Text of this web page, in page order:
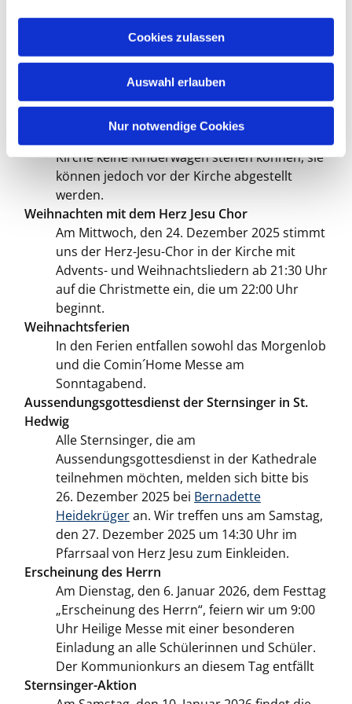
Cookies zulassen
Auswahl erlauben
Nur notwendige Cookies
von einer Zusage für uns alle: Gott möchte
bei uns sein. Jesus wird als kleines Kind in der
Krippe geboren. Herzliche Einladung zum
Krippenspiel!
Bitte haben Sie Verständnis dafür, das wegen
Rücksichtnahme auf die Fluchtwege in der
Kirche keine Kinderwagen stehen können, sie
können jedoch vor der Kirche abgestellt
werden.
Weihnachten mit dem Herz Jesu Chor
Am Mittwoch, den 24. Dezember 2025 stimmt
uns der Herz-Jesu-Chor in der Kirche mit
Advents- und Weihnachtsliedern ab 21:30 Uhr
auf die Christmette ein, die um 22:00 Uhr
beginnt.
Weihnachtsferien
In den Ferien entfallen sowohl das Morgenlob
und die Comin´Home Messe am
Sonntagabend.
Aussendungsgottesdienst der Sternsinger in St.
Hedwig
Alle Sternsinger, die am
Aussendungsgottesdienst in der Kathedrale
teilnehmen möchten, melden sich bitte bis
26. Dezember 2025 bei Bernadette
Heidekrügeran. Wir treffen uns am Samstag,
den 27. Dezember 2025 um 14:30 Uhr im
Pfarrsaal von Herz Jesu zum Einkleiden.
Erscheinung des Herrn
Am Dienstag, den 6. Januar 2026, dem Festtag
„Erscheinung des Herrn“, feiern wir um 9:00
Uhr Heilige Messe mit einer besonderen
Einladung an alle Schülerinnen und Schüler.
Der Kommunionkurs an diesem Tag entfällt
Sternsinger-Aktion